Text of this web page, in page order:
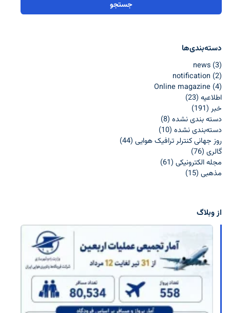
دسته‌بندی‌ها
news (3)
notification (2)
Online magazine (4)
اطلاعيه (23)
خبر (191)
دسته بندی نشده (8)
دسته‌بندی نشده (10)
روز جهانی کنترلر ترافیک هوایی (44)
گالری (76)
مجله الکترونیکی (61)
مذهبی (15)
از وبلاگ